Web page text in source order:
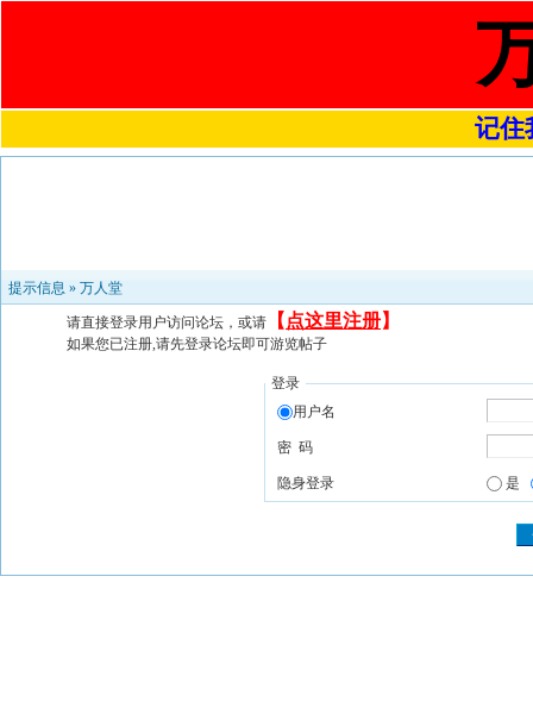
记住
提示信息 » 万人堂
请直接登录用户访问论坛，或请 【 点这里注册】
如果您已注册,请先登录论坛即可游览帖子
登录
用户名
密 码
隐身登录 是